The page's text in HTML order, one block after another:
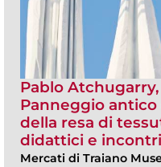
Pablo
Panneggio
della resa di
didattici e incontri
Mercati di Traiano